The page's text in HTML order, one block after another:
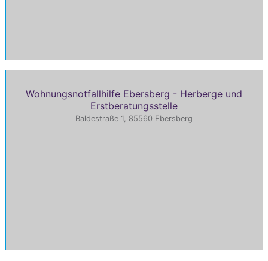
Wohnungsnotfallhilfe Ebersberg - Herberge und
Erstberatungsstelle
Baldestraße 1, 85560 Ebersberg